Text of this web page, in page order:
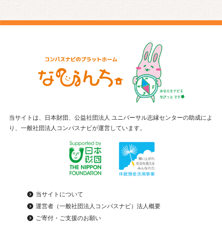
当サイトは、日本財団、公益社団法人 ユニバーサル志縁センターの助成によ
り、一般社団法人コンパスナビが運営しています。
当サイトについて
運営者（一般社団法人コンパスナビ）法人概要
ご寄付・ご支援のお願い